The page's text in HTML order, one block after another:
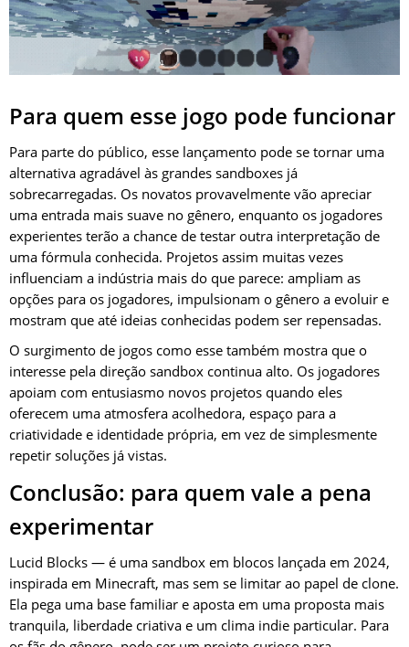
Para quem esse jogo pode funcionar
Para parte do público, esse lançamento pode se tornar uma
alternativa agradável às grandes sandboxes já
sobrecarregadas. Os novatos provavelmente vão apreciar
uma entrada mais suave no gênero, enquanto os jogadores
experientes terão a chance de testar outra interpretação de
uma fórmula conhecida. Projetos assim muitas vezes
influenciam a indústria mais do que parece: ampliam as
opções para os jogadores, impulsionam o gênero a evoluir e
mostram que até ideias conhecidas podem ser repensadas.
O surgimento de jogos como esse também mostra que o
interesse pela direção sandbox continua alto. Os jogadores
apoiam com entusiasmo novos projetos quando eles
oferecem uma atmosfera acolhedora, espaço para a
criatividade e identidade própria, em vez de simplesmente
repetir soluções já vistas.
Conclusão: para quem vale a pena
experimentar
Lucid Blocks — é uma sandbox em blocos lançada em 2024,
inspirada em Minecraft, mas sem se limitar ao papel de clone.
Ela pega uma base familiar e aposta em uma proposta mais
tranquila, liberdade criativa e um clima indie particular. Para